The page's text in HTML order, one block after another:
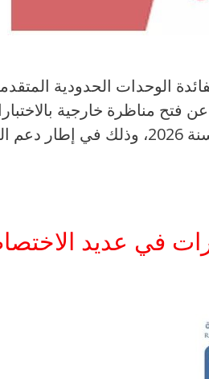
عُرفاء ذكور لفائدة الوحدات
2026 أعلنت وزارة الداخلية عن فتح مناظرة
في عديد